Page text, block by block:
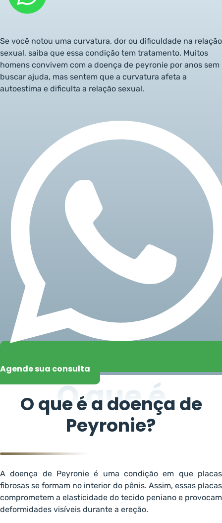
Se você notou uma curvatura, dor ou dificuldade na relação
sexual, saiba que essa condição tem tratamento. Muitos
homens convivem com a doença de peyronie por anos sem
buscar ajuda, mas sentem que a curvatura afeta a
autoestima e dificulta a relação sexual.
Agende sua consulta
O que é
O que é a doença de
Peyronie?
A doença de Peyronie é uma condição em que placas
fibrosas se formam no interior do pênis. Assim, essas placas
comprometem a elasticidade do tecido peniano e provocam
deformidades visíveis durante a ereção.